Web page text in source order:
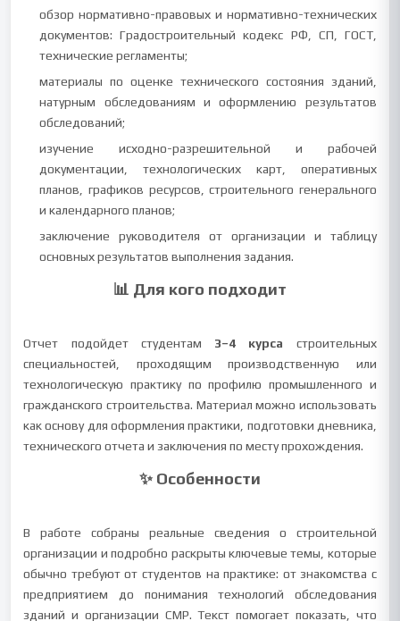
обзор нормативно-правовых и нормативно-технических
документов: Градостроительный кодекс РФ, СП, ГОСТ,
технические регламенты;
материалы по оценке технического состояния зданий,
натурным обследованиям и оформлению результатов
обследований;
изучение исходно-разрешительной и рабочей
документации, технологических карт, оперативных
планов, графиков ресурсов, строительного генерального
и календарного планов;
заключение руководителя от организации и таблицу
основных результатов выполнения задания.
📊 Для кого подходит
Отчет подойдет студентам 3–4 курса строительных
специальностей, проходящим производственную или
технологическую практику по профилю промышленного и
гражданского строительства. Материал можно использовать
как основу для оформления практики, подготовки дневника,
технического отчета и заключения по месту прохождения.
✨ Особенности
В работе собраны реальные сведения о строительной
организации и подробно раскрыты ключевые темы, которые
обычно требуют от студентов на практике: от знакомства с
предприятием до понимания технологий обследования
зданий и организации СМР. Текст помогает показать, что